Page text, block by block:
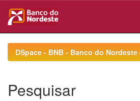
navigationDSpace - BNB - Banco do
Pesquisar